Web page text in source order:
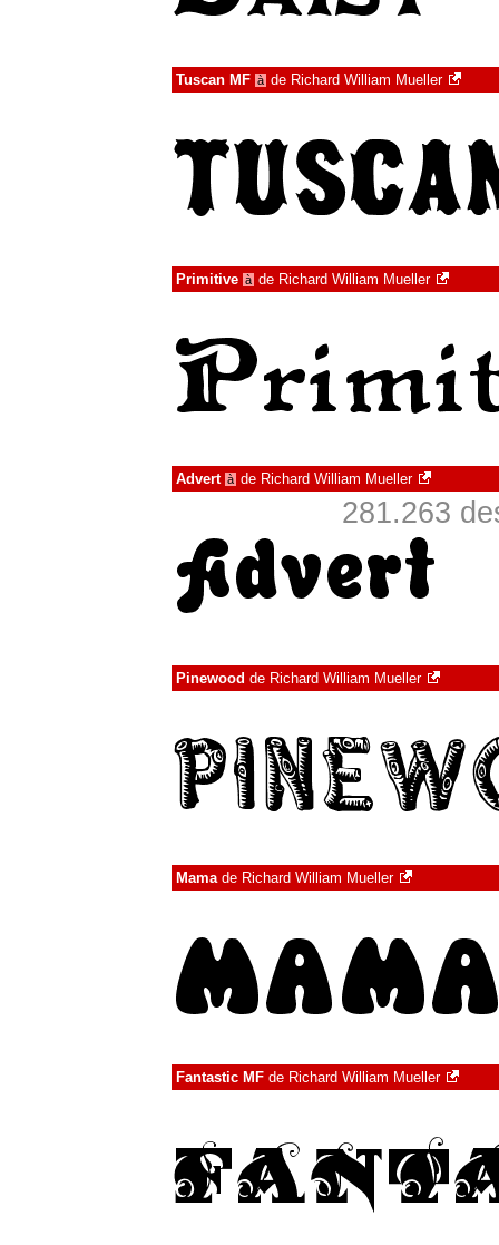
Tuscan MF à de Richard William Mueller
Primitive à de Richard William Mueller
Advert à de Richard William Mueller
281.263
Pinewood de Richard William Mueller
Mamade Richard William Mueller
Fantastic MF de Richard William Mueller